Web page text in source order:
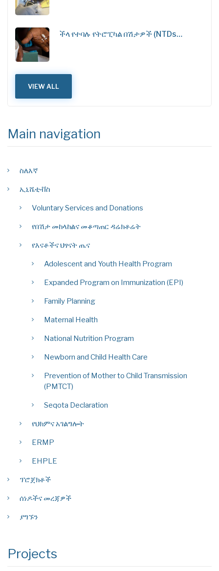
ችላ የተባሉ የትሮፒካል በሽታዎች (NTDs…
VIEW ALL
Main navigation
ስለእኛ
ኢኒሼቲቭስ
Voluntary Services and Donations
የበሽታ መከላከልና መቆጣጠር ዳሬክቶሬት
የእናቶችና ህፃናት ጤና
Adolescent and Youth Health Program
Expanded Program on Immunization (EPI)
Family Planning
Maternal Health
National Nutrition Program
Newborn and Child Health Care
Prevention of Mother to Child Transmission
(PMTCT)
Seqota Declaration
የህክምና አገልግሎት
ERMP
EHPLE
ፕሮጀክቶች
ሰነዶችና መረጃዎች
ያግኙን
Projects